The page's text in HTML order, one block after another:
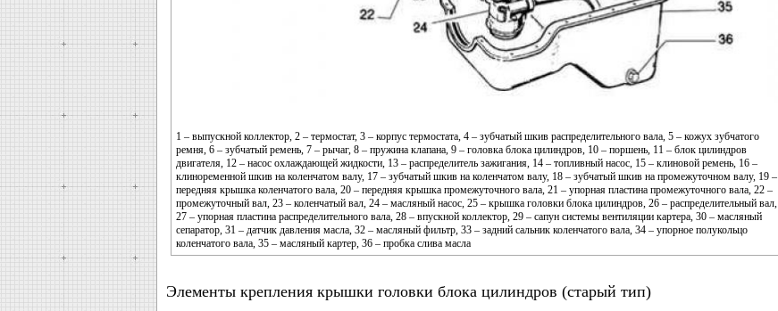
1 – выпускной коллектор, 2 – термостат, 3 – корпус термостата, 4 – зубчатый шкив распределительного вала, 5 – кожух зубчатого
ремня, 6 – зубчатый ремень, 7 – рычаг, 8 – пружина клапана, 9 – головка блока цилиндров, 10 – поршень, 11 – блок цилиндров
двигателя, 12 – насос охлаждающей жидкости, 13 – распределитель зажигания, 14 – топливный насос, 15 – клиновой ремень, 16 –
клиноременной шкив на коленчатом валу, 17 – зубчатый шкив на коленчатом валу, 18 – зубчатый шкив на промежуточном валу, 19 –
передняя крышка коленчатого вала, 20 – передняя крышка промежуточного вала, 21 – упорная пластина промежуточного вала, 22 –
промежуточный вал, 23 – коленчатый вал, 24 – масляный насос, 25 – крышка головки блока цилиндров, 26 – распределительный вал,
27 – упорная пластина распределительного вала, 28 – впускной коллектор, 29 – сапун системы вентиляции картера, 30 – масляный
сепаратор, 31 – датчик давления масла, 32 – масляный фильтр, 33 – задний сальник коленчатого вала, 34 – упорное полукольцо
коленчатого вала, 35 – масляный картер, 36 – пробка слива масла
Элементы крепления крышки головки блока цилиндров (старый тип)